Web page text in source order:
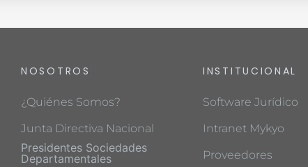
NOSOTROS
¿Quiénes Somos?
Junta Directiva Nacional
Presidentes Sociedades
Departamentales
INSTITUCIONAL
Software Jurídico
Intranet Mykyo
Proveedores